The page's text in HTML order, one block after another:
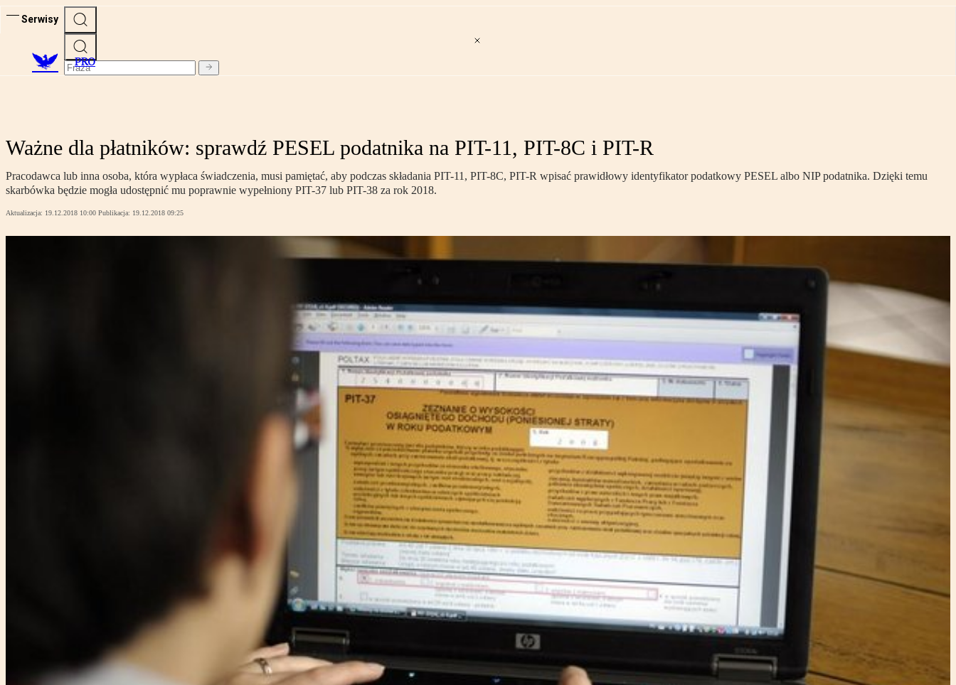
Serwisy
PRO
Ważne dla płatników: sprawdź PESEL podatnika na PIT-11, PIT-8C i PIT-R
Pracodawca lub inna osoba, która wypłaca świadczenia, musi pamiętać, aby podczas składania PIT-11, PIT-8C, PIT-R wpisać prawidłowy identyfikator podatkowy PESEL albo NIP podatnika. Dzięki temu
skarbówka będzie mogła udostępnić mu poprawnie wypełniony PIT-37 lub PIT-38 za rok 2018.
Aktualizacja: 19.12.2018 10:00 Publikacja: 19.12.2018 09:25